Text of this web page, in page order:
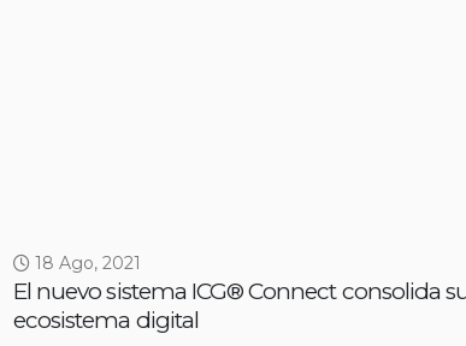
18 Ago, 2021
El nuevo sistema ICG® Connect consolida
ecosistema digital